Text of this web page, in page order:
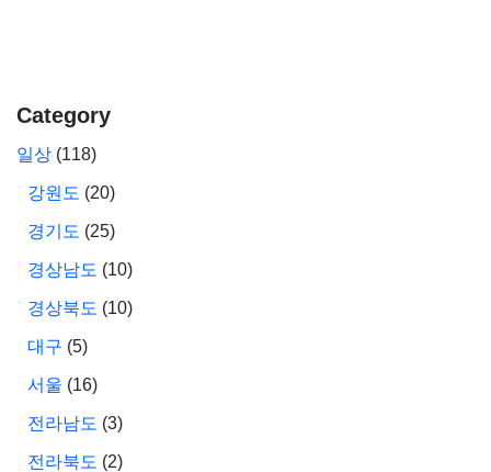
Category
일상 (118)
강원도 (20)
경기도 (25)
경상남도 (10)
경상북도 (10)
대구 (5)
서울 (16)
전라남도 (3)
전라북도 (2)